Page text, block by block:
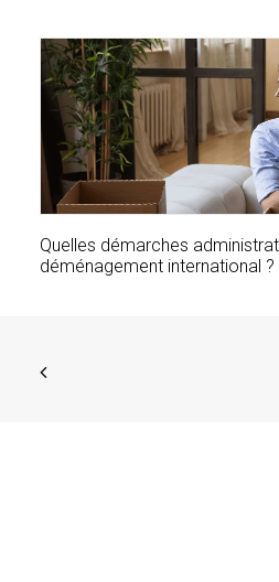
Quelles démarches
déménagement international ?